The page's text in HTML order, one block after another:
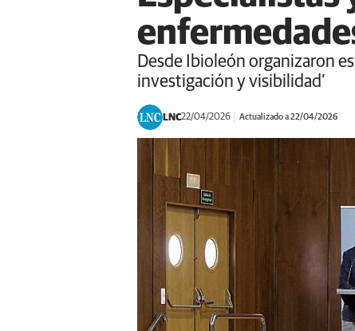
Desde Ibioleón organizaron
investigación y visibilidad’
LNC22/04/2026 Actualizado a 22/04/2026